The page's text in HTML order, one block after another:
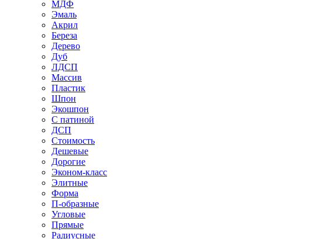
МДФ
Эмаль
Акрил
Береза
Дерево
Дуб
ЛДСП
Массив
Пластик
Шпон
Экошпон
С патиной
ДСП
Стоимость
Дешевые
Дорогие
Эконом-класс
Элитные
Форма
П-образные
Угловые
Прямые
Радиусные